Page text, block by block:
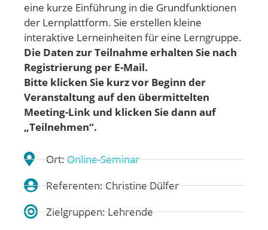
eine kurze Einführung in die Grundfunktionen
der Lernplattform. Sie erstellen kleine
interaktive Lerneinheiten für eine Lerngruppe.
Die Daten zur Teilnahme erhalten Sie nach
Registrierung per E-Mail.
Bitte klicken Sie kurz vor Beginn der
Veranstaltung auf den übermittelten
Meeting-Link und klicken Sie dann auf
„Teilnehmen“.
Ort:Online-Seminar
Referenten: Christine Dülfer
Zielgruppen: Lehrende